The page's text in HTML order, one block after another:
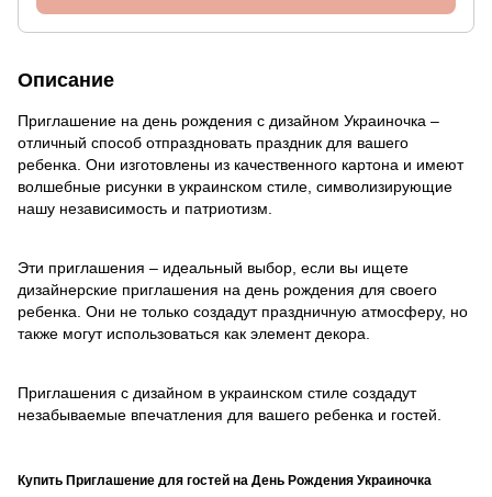
Описание
Приглашение на день рождения с дизайном Украиночка –
отличный способ отпраздновать праздник для вашего
ребенка. Они изготовлены из качественного картона и имеют
волшебные рисунки в украинском стиле, символизирующие
нашу независимость и патриотизм.
Эти приглашения – идеальный выбор, если вы ищете
дизайнерские приглашения на день рождения для своего
ребенка. Они не только создадут праздничную атмосферу, но
также могут использоваться как элемент декора.
Приглашения с дизайном в украинском стиле создадут
незабываемые впечатления для вашего ребенка и гостей.
Купить Приглашение для гостей на День Рождения Украиночка